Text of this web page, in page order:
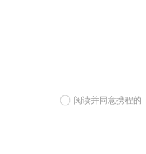
阅读并同意携程的